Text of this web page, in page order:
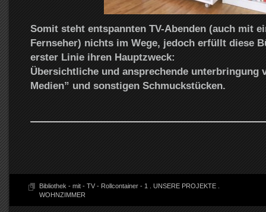
Somit steht entspannten TV-Abenden (auch mit
Fernseher) nichts im Wege, jedoch erfüllt diese
erster Linie ihren Hauptzweck:
Übersichtliche und ansprechende unterbringung
Medien” und sonstigen Schmuckstücken.
Bibliothek - mit - TV - Rollcontainer - 1 UNSERE PROJEKTE.
WOHNZIMMER